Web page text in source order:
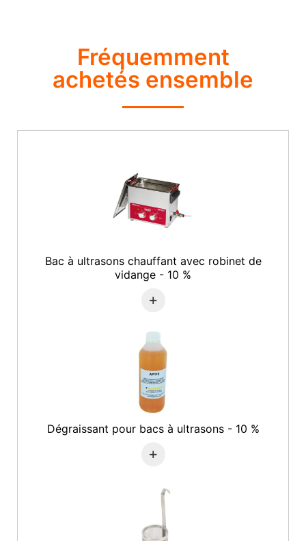
Fréquemment
achetés ensemble
Bac à ultrasons chauffant avec robinet de
vidange - 10 %
+
Dégraissant pour bacs à ultrasons - 10 %
+